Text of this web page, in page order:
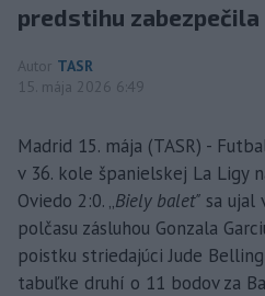
predstihu
Autor TASR
15. mája 2026 6:49
Madrid 15. mája (TASR) -
v 36. kole španielskej La Ligy
Oviedo 2:0. „Biely balet" sa ujal
polčasu zásluhou Gonzala
poistku striedajúci Jude
tabuľke druhí o 11 bodov za